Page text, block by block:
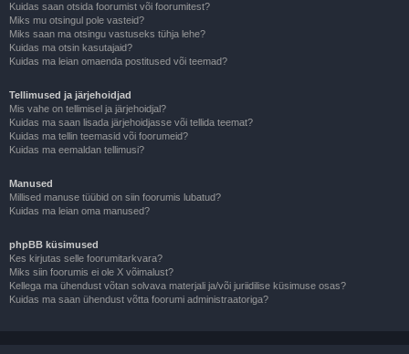
Kuidas saan otsida foorumist või foorumitest?
Miks mu otsingul pole vasteid?
Miks saan ma otsingu vastuseks tühja lehe?
Kuidas ma otsin kasutajaid?
Kuidas ma leian omaenda postitused või teemad?
Tellimused ja järjehoidjad
Mis vahe on tellimisel ja järjehoidjal?
Kuidas ma saan lisada järjehoidjasse või tellida teemat?
Kuidas ma tellin teemasid või foorumeid?
Kuidas ma eemaldan tellimusi?
Manused
Millised manuse tüübid on siin foorumis lubatud?
Kuidas ma leian oma manused?
phpBB küsimused
Kes kirjutas selle foorumitarkvara?
Miks siin foorumis ei ole X võimalust?
Kellega ma ühendust võtan solvava materjali ja/või juriidilise küsimuse osas?
Kuidas ma saan ühendust võtta foorumi administraatoriga?